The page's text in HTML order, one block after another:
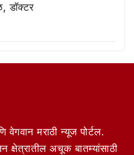
डॉक्टर
वेगवान मराठी न्यूज पोर्टल.
क्षेत्रातील अचूक बातम्यांसाठी